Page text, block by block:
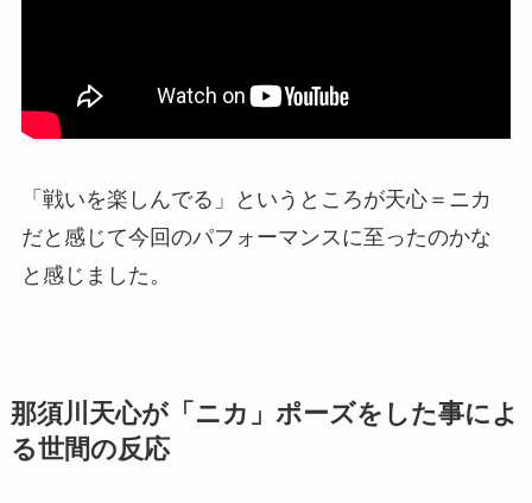
「戦いを楽しんでる」というところが天心＝ニカ
だと感じて今回のパフォーマンスに至ったのかな
と感じました。
那須川天心が「ニカ」ポーズをした事によ
る世間の反応